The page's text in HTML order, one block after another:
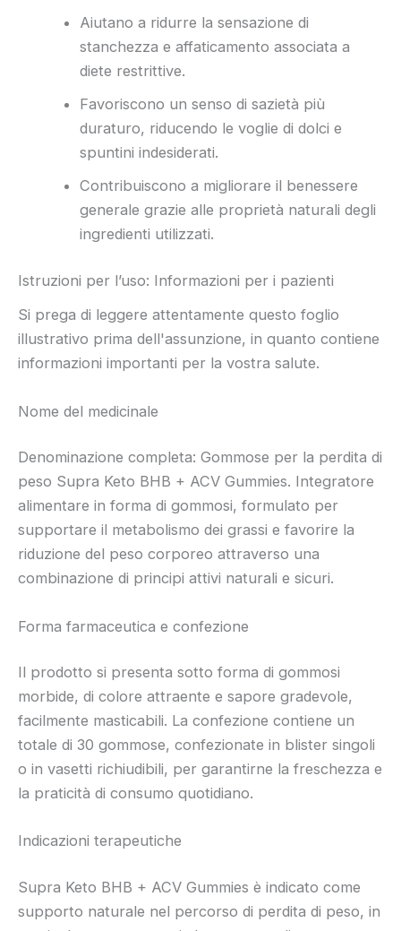
Aiutano a ridurre la sensazione di
stanchezza e affaticamento associata a
diete restrittive.
Favoriscono un senso di sazietà più
duraturo, riducendo le voglie di dolci e
spuntini indesiderati.
Contribuiscono a migliorare il benessere
generale grazie alle proprietà naturali degli
ingredienti utilizzati.
Istruzioni per l’uso: Informazioni per i pazienti
Si prega di leggere attentamente questo foglio
illustrativo prima dell'assunzione, in quanto contiene
informazioni importanti per la vostra salute.
Nome del medicinale
Denominazione completa: Gommose per la perdita di
peso Supra Keto BHB + ACV Gummies. Integratore
alimentare in forma di gommosi, formulato per
supportare il metabolismo dei grassi e favorire la
riduzione del peso corporeo attraverso una
combinazione di principi attivi naturali e sicuri.
Forma farmaceutica e confezione
Il prodotto si presenta sotto forma di gommosi
morbide, di colore attraente e sapore gradevole,
facilmente masticabili. La confezione contiene un
totale di 30 gommose, confezionate in blister singoli
o in vasetti richiudibili, per garantirne la freschezza e
la praticità di consumo quotidiano.
Indicazioni terapeutiche
Supra Keto BHB + ACV Gummies è indicato come
supporto naturale nel percorso di perdita di peso, in